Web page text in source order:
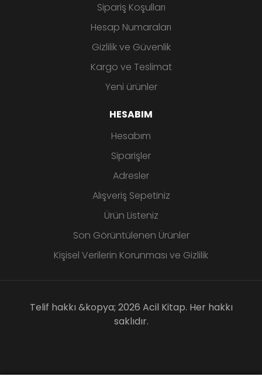
Sipariş Koşulları
Hesap Numaraları
Gizlilik ve Güvenlik
Kargo ve Teslimat
Yeni ürünler
HESABIM
Hesabım
Siparişler
Adresler
Alışveriş Sepetiniz
Ürün Listeniz
Son Görüntülenen Ürünler
Kişisel Verilerin Korunması ve Gizlilik
Telif hakkı &kopya; 2026 Acil Kitap. Her hakkı
saklıdır.